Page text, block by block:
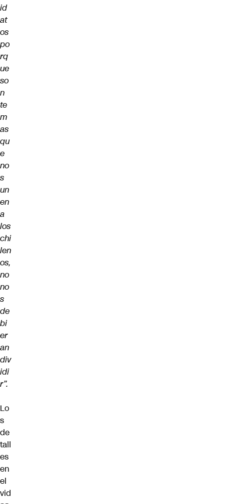
id
at
os
po
rq
ue
so
n
te
m
as
qu
e
no
s
un
en
a
los
chi
len
os,
no
no
s
de
bi
er
an
div
idi
r”.
Lo
s
de
tall
es
en
el
vid